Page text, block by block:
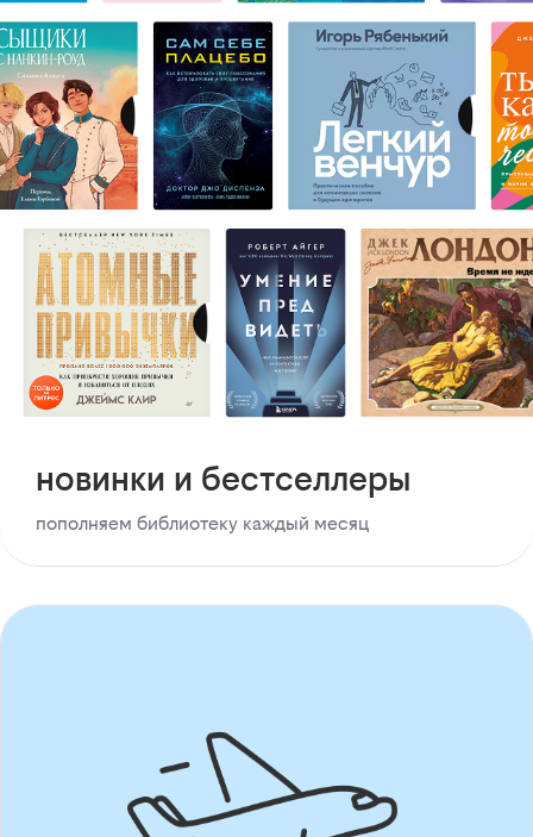
новинки и бестселлеры
пополняем библиотеку каждый месяц